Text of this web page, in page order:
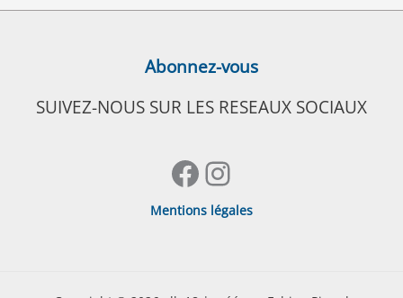
Abonnez-vous
SUIVEZ-NOUS SUR LES RESEAUX SOCIAUX
Facebook
Instagram
Mentions légales